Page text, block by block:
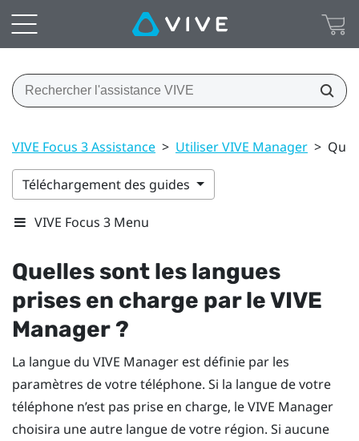
VIVE Focus 3 Assistance > Utiliser VIVE Manager >
Téléchargement des guides
VIVE Focus 3 Menu
Quelles sont les langues
prises en charge par leVIVE
Manager?
La langue du VIVE Manager est définie par les
paramètres de votre téléphone. Si la langue de votre
téléphone n’est pas prise en charge, leVIVE Manager
choisira une autre langue de votre région. Si aucune